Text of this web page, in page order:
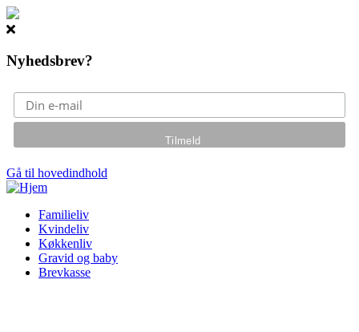
Nyhedsbrev?
Gå til hovedindhold
Familieliv
Kvindeliv
Køkkenliv
Gravid og baby
Brevkasse